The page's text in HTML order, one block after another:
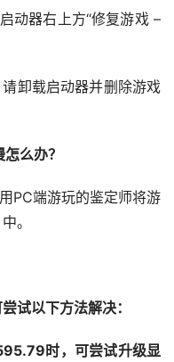
动器右上方“修复游戏 –
卸载启动器并删除游戏
么办？
PC端游玩的鉴定师将游
。
试以下方法解决：
时，可尝试升级显